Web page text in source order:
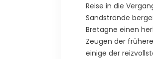
Reise in die
Sandstrände
Bretagne einen
Zeugen der
einige der